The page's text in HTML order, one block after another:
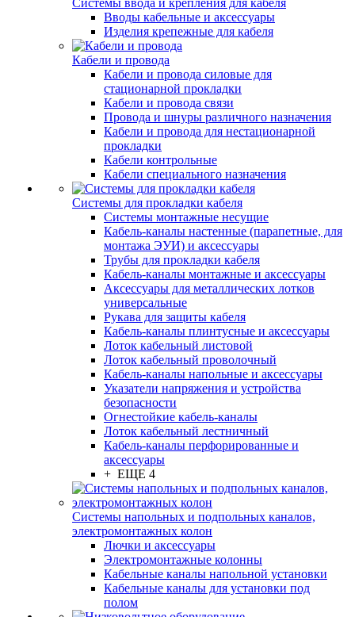
Системы ввода и крепления для кабеля
Вводы кабельные и аксессуары
Изделия крепежные для кабеля
Кабели и провода
Кабели и провода силовые для
стационарной прокладки
Кабели и провода связи
Провода и шнуры различного назначения
Кабели и провода для нестационарной
прокладки
Кабели контрольные
Кабели специального назначения
Системы для прокладки кабеля
Системы монтажные несущие
Кабель-каналы настенные (парапетные, для
монтажа ЭУИ) и аксессуары
Трубы для прокладки кабеля
Кабель-каналы монтажные и аксессуары
Аксессуары для металлических лотков
универсальные
Рукава для защиты кабеля
Кабель-каналы плинтусные и аксессуары
Лоток кабельный листовой
Лоток кабельный проволочный
Кабель-каналы напольные и аксессуары
Указатели напряжения и устройства
безопасности
Огнестойкие кабель-каналы
Лоток кабельный лестничный
Кабель-каналы перфорированные и
аксессуары
+ ЕЩЕ 4
Системы напольных и подпольных каналов,
электромонтажных колон
Лючки и аксессуары
Электромонтажные колонны
Кабельные каналы напольной установки
Кабельные каналы для установки под
полом